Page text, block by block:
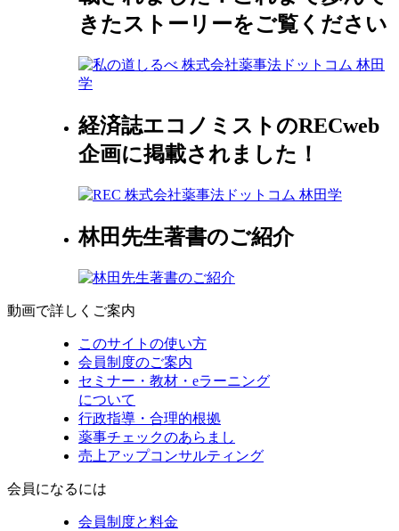
きたストーリーをご覧ください
経済誌エコノミストのRECweb
企画に掲載されました！
林田先生著書のご紹介
動画で詳しくご案内
このサイトの使い方
会員制度のご案内
セミナー・教材・eラーニング
について
行政指導・合理的根拠
薬事チェックのあらまし
売上アップコンサルティング
会員になるには
会員制度と料金